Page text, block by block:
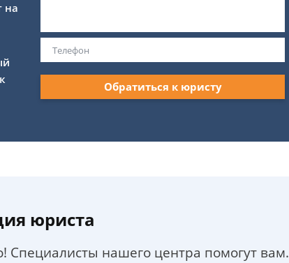
на
Обратиться к юристу
юриста
Специалисты нашего центра помогут вам.